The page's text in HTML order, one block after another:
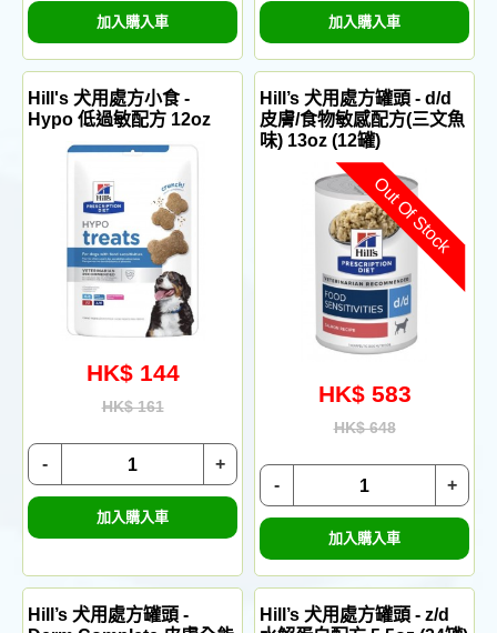
加入購入車 加入購入車
Hill's 犬用處方小食 -
Hypo 低過敏配方 12oz
HK$ 144
HK$ 161
+
-
加入購入車
Hill’s 犬用處方罐頭 - d/d
皮膚/食物敏感配方(三文魚
味) 13oz (12罐)
Out Of Stock
HK$ 583
HK$ 648
+
-
加入購入車
Hill’s 犬用處方罐頭 -
Hill’s 犬用處方罐頭 - z/d